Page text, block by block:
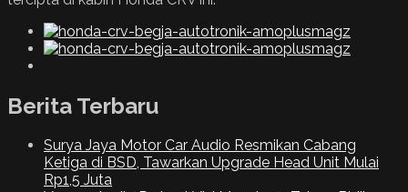
Berita Terbaru
Surya Jaya Motor Car Audio Resmikan Cabang
Ketiga di BSD, Tawarkan Upgrade Head Unit Mulai
Rp1,5 Juta